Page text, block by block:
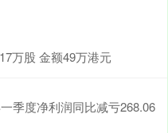
万股 金额49万港元
季度净利润同比减亏268.06